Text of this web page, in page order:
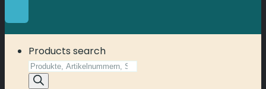
Products search